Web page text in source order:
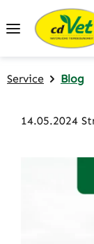
Zum Hauptinhalt
Service Blog
14.05.2024